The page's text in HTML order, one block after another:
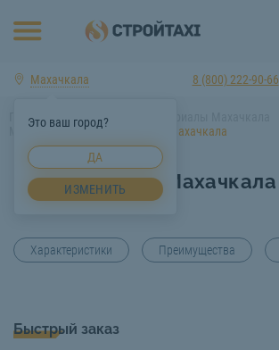
Махачкала
Это ваш город?
ДА
ИЗМЕНИТЬ
8 (800) 222-90-66
Главная Строительные материалы Махачкала
Махачкала
Коровий навоз Махачкала
Коровий навоз Махачкала
Характеристики Преимущества
Быстрый заказ